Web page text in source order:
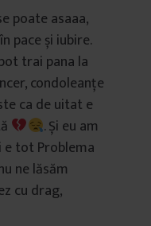
poate asaaa,
pace și iubire.
trai pana la
condoleanțe
ca de uitat e
. Și eu am
e tot Problema
ne lăsăm
cu drag,